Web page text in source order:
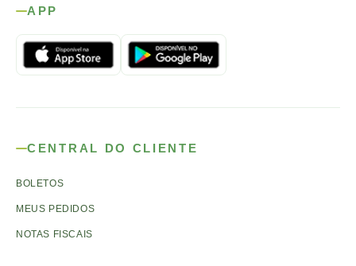
APP
CENTRAL DO CLIENTE
BOLETOS
MEUS PEDIDOS
NOTAS FISCAIS